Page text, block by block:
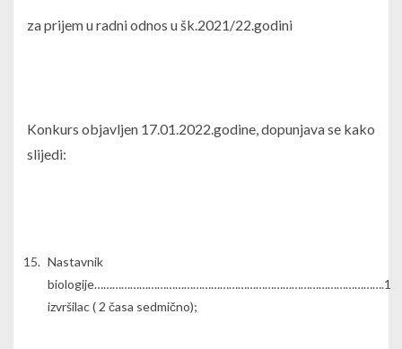
za prijem u radni odnos u šk.2021/22.godini
Konkurs objavljen 17.01.2022.godine, dopunjava se kako
slijedi:
Nastavnik
biologije…………………………………………………………………………………….1
izvršilac ( 2 časa sedmično);